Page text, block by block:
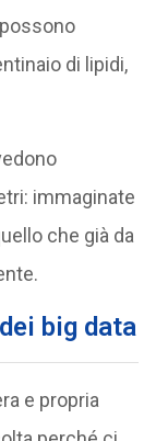
di lipidi,
immaginate
che già da
big data
e propria